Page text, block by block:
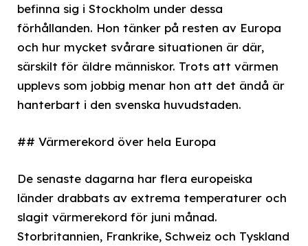
befinna sig i Stockholm under dessa
förhållanden. Hon tänker på resten av Europa
och hur mycket svårare situationen är där,
särskilt för äldre människor. Trots att värmen
upplevs som jobbig menar hon att det ändå är
hanterbart i den svenska huvudstaden.
## Värmerekord över hela Europa
De senaste dagarna har flera europeiska
länder drabbats av extrema temperaturer och
slagit värmerekord för juni månad.
Storbritannien, Frankrike, Schweiz och Tyskland